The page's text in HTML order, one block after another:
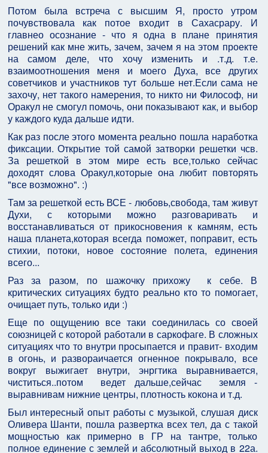
Потом была встреча с высшим Я, просто утром
почувствовала как потое входит в Сахасрару. И
главнео осознание - что я одна в плане принятия
решений как мне жить, зачем, зачем я на этом проекте
на самом деле, что хочу изменить и .т.д. т.е.
взаимоотношения меня и моего Духа, все других
советчиков и участников тут больше нет.Если сама не
захочу, нет такого намерения, то никто ни Философ, ни
Оракул не смогул помочь, они показывают как, и выбор
у каждого куда дальше идти.
Как раз после этого момента реально пошла наработка
фиксации. Открытие той самой затворки решетки чсв.
За решеткой в этом мире есть все,только сейчас
доходят слова Оракул,которые она любит повторять
"все возможно". :)
Там за решеткой есть ВСЕ - любовь,свобода, там живут
Духи, с которыми можно разговаривать и
восстанавливаться от прикосновения к камням, есть
наша планета,которая всегда поможет, поправит, есть
стихии, потоки, новое состояние полета, единения
всего...
Раз за разом, по шажочку прихожу к себе. В
критических ситуациях будто реально кто то помогает,
очищает путь, только иди :)
Еще по ощущению все таки соединилась со своей
союзницей с которой работали в саркофаге. В сложных
ситуациях что то внутри просыпается и правит- входим
в огонь, и развораичается огненное покрывало, все
вокруг выжигает внутри, энргтика выравнивается,
чиститься..потом ведет дальше,сейчас земля -
выравнивам нижние центры, плотность кокона и т.д.
Был интересный опыт работы с музыкой, слушая диск
Оливера Шанти, пошла развертка всех тел, да с такой
мощностью как примерно в ГР на тантре, только
полное единение с землей и абсолютный выход в 22а.